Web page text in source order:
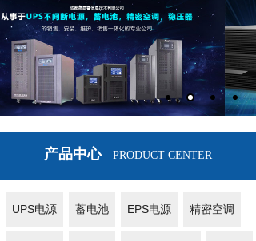
产品中心PRODUCT CENTER
UPS电源 蓄电池 EPS电源 精密空调